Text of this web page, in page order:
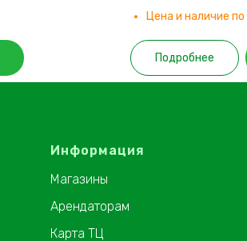
Цена и наличие
Подробнее
Информация
Магазины
Арендаторам
Карта ТЦ